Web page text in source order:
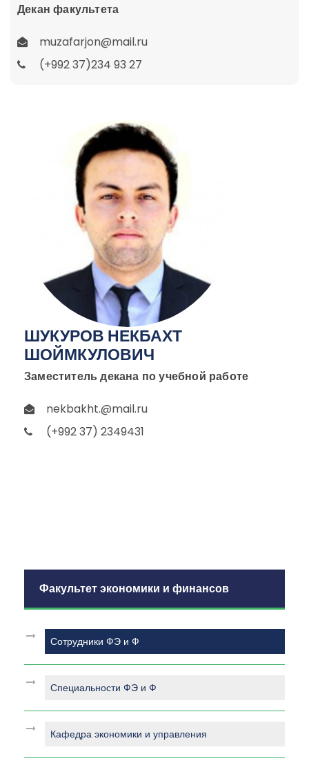
Декан факультета
muzafarjon@mail.ru
(+992 37)234 93 27
ШУКУРОВ НЕКБАХТ
ШОЙМКУЛОВИЧ
Заместитель декана по учебной работе
nekbakht.@mail.ru
(+992 37) 2349431
Факультет экономики и финансов
Сотрудники ФЭ и Ф
Специальности ФЭ и Ф
Кафедра экономики и управления